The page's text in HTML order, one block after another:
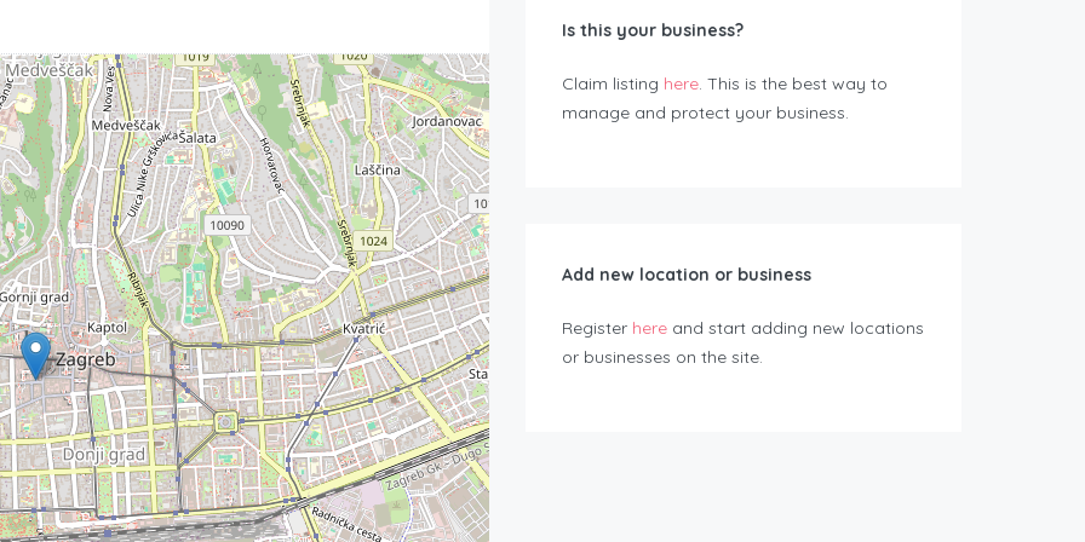
Is this your business?
Claim listing here. This is the best way to
manage and protect your business.
Add new location or business
Register here and start adding new locations
or businesses on the site.